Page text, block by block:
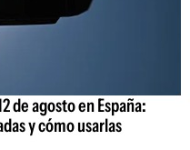
de agosto en España:
y cómo usarlas